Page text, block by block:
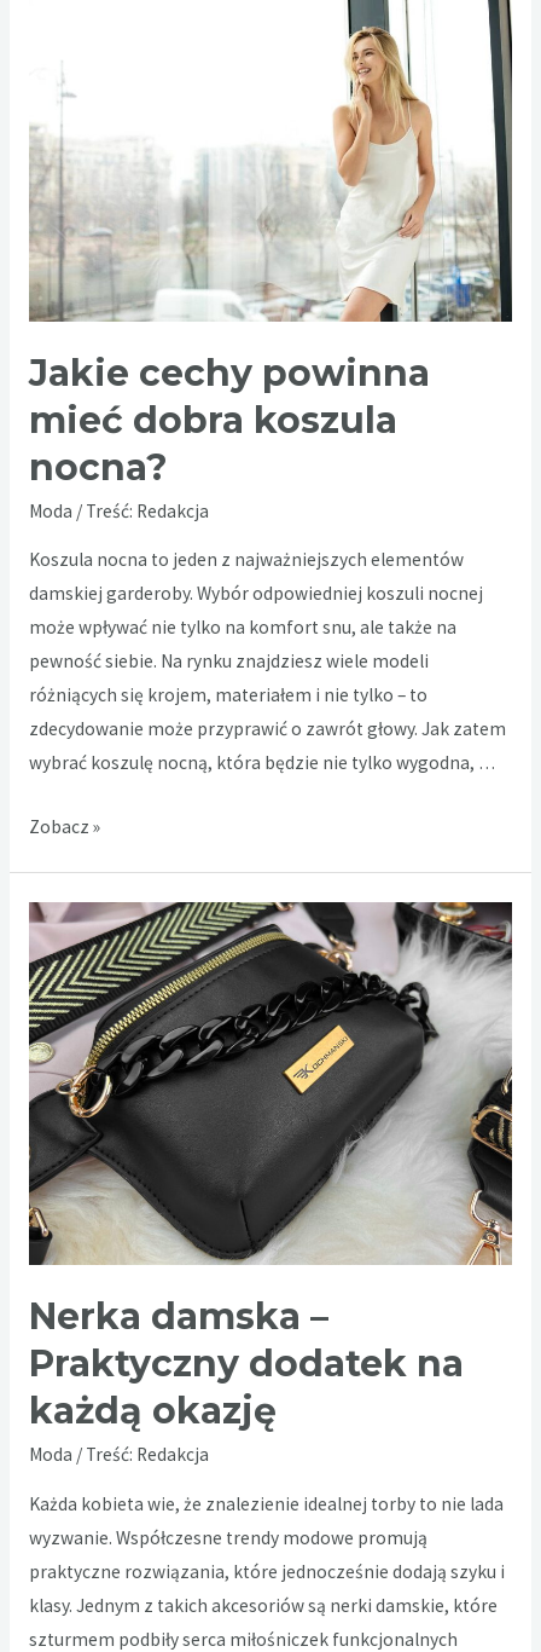
kształtu
twarzy?
Podpowiadamy
Jakie cechy powinna
mieć dobra koszula
nocna?
Moda / Treść: Redakcja
Koszula nocna to jeden z najważniejszych elementów
damskiej garderoby. Wybór odpowiedniej koszuli nocnej
może wpływać nie tylko na komfort snu, ale także na
pewność siebie. Na rynku znajdziesz wiele modeli
różniących się krojem, materiałem i nie tylko – to
zdecydowanie może przyprawić o zawrót głowy. Jak zatem
wybrać koszulę nocną, która będzie nie tylko wygodna, …
Jakie
mieć
dobra
koszula
nocna?
Zobacz »
Nerka damska –
Praktyczny dodatek na
każdą okazję
Moda / Treść: Redakcja
Każda kobieta wie, że znalezienie idealnej torby to nie lada
wyzwanie. Współczesne trendy modowe promują
praktyczne rozwiązania, które jednocześnie dodają szyku i
klasy. Jednym z takich akcesoriów są nerki damskie, które
szturmem podbiły serca miłośniczek funkcjonalnych